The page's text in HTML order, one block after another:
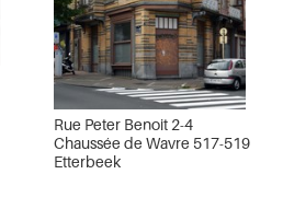
Rue Peter Benoit 2-4
Chaussée de Wavre 517-519
Etterbeek